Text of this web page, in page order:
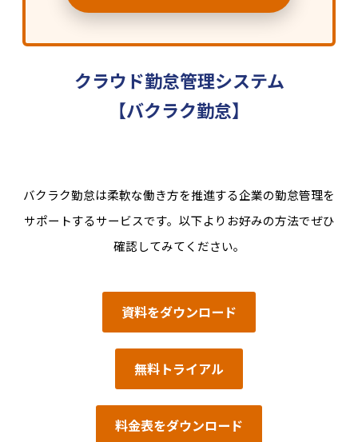
クラウド勤怠管理システム
【バクラク勤怠】
バクラク勤怠は柔軟な働き方を推進する企業の勤怠管理を
サポートするサービスです。以下よりお好みの方法でぜひ
確認してみてください。
資料をダウンロード
無料トライアル
料金表をダウンロード